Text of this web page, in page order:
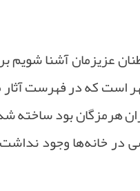
عزیزمان آشنا شویم
است که در فهرست آثار
هرمزگان بود ساخته
در خانه‌ها وجود